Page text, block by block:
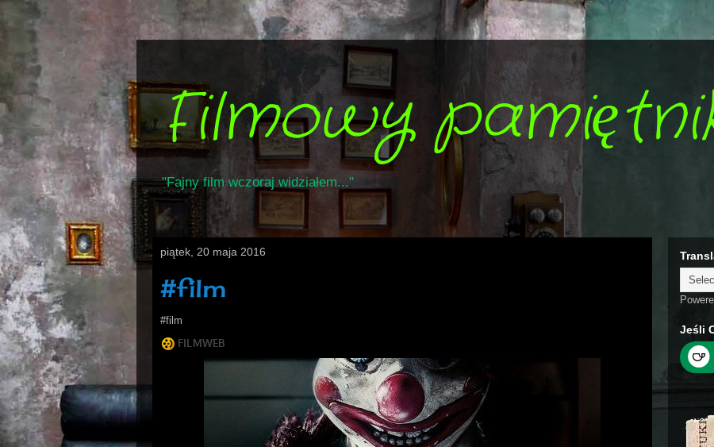
Filmowy
"Fajny film wczoraj widziałem..."
piątek, 20 maja 2016
#film
#film
Jeśli